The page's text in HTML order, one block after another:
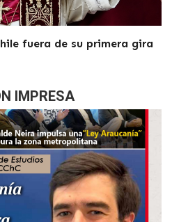
fuera de su primera gira
IMPRESA